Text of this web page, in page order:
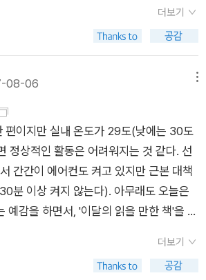
인간인가. 여전히 인류는 정신과 물질이라
실재와 가상으로 구분하는 형이상학적 개
랜스휴머니즘은 응용이성을 통하여, 다시
인간의 지적, 신체적, 심리적 능력을 대
이용될 수 있는 기술 개발을 통하여 인간
개선하는 가능성과 희망을 높여주는 지적
.' - 1998년 옥스퍼드 철학자 닉 보스트
랜스휴머니스트 협회' 선언 중. 트랜스휴
주의, 우생학적인 관점이 문제적이긴 하
롭다. 같이 읽고 있던 김재인
와 시간》까지 거론하고 있지만 저자가
더보기
06
편이지만 실내 온도가 29도(낮에는 30도
정상적인 활동은 어려워지는 것 같다. 선
간간이 에어컨도 켜고 있지만 근본 대책
분 이상 켜지 않는다). 아무래도 오늘은
예감을 하면서, '이달의 읽을 만한 책'을 고
통령은 <명경만리> 3부작을 읽고 추천했
었는데, 이번 여름에 한 권이 추가되어 3
더보기